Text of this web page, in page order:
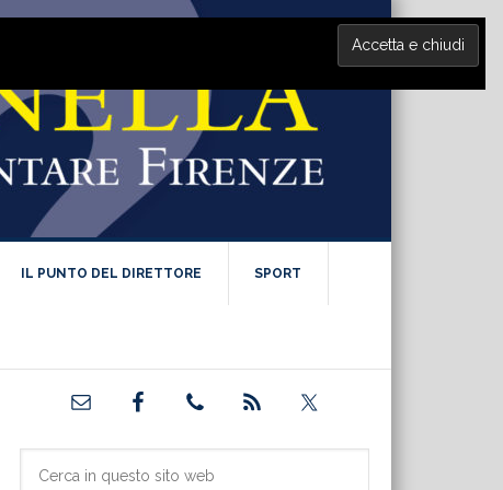
IL PUNTO DEL DIRETTORE SPORT
Barra
primaria